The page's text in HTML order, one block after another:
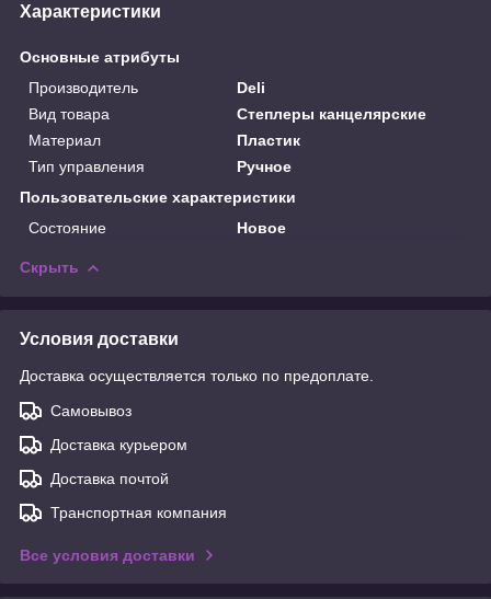
Характеристики
Основные атрибуты
Производитель
Deli
Вид товара
Степлеры канцелярские
Материал
Пластик
Тип управления
Ручное
Пользовательские характеристики
Состояние
Новое
Скрыть
Условия доставки
Доставка осуществляется только по предоплате.
Самовывоз
Доставка курьером
Доставка почтой
Транспортная компания
Все условия доставки